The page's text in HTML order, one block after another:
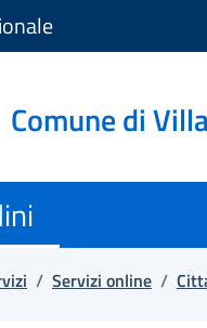
contenuto
footer
Comune di
/ Servizi online /